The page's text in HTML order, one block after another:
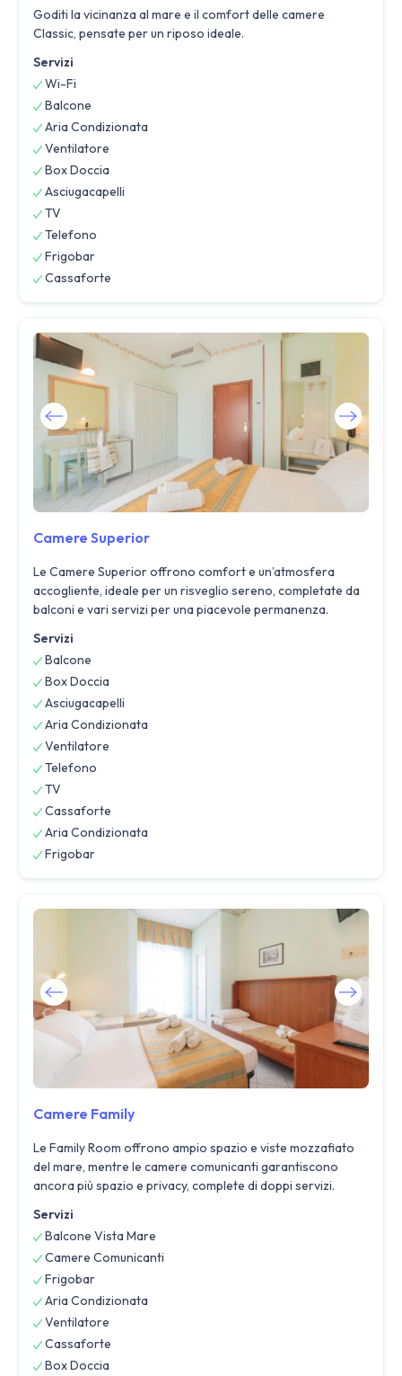
Goditi la vicinanza al mare e il comfort delle camere
Classic, pensate per un riposo ideale.
Servizi
Wi-Fi
Balcone
Aria Condizionata
Ventilatore
Box Doccia
Asciugacapelli
TV
Telefono
Frigobar
Cassaforte
Camere Superior
Le Camere Superior offrono comfort e un’atmosfera
accogliente, ideale per un risveglio sereno, completate da
balconi e vari servizi per una piacevole permanenza.
Servizi
Balcone
Box Doccia
Asciugacapelli
Aria Condizionata
Ventilatore
Telefono
TV
Cassaforte
Aria Condizionata
Frigobar
Camere Family
Le Family Room offrono ampio spazio e viste mozzafiato
del mare, mentre le camere comunicanti garantiscono
ancora più spazio e privacy, complete di doppi servizi.
Servizi
Balcone Vista Mare
Camere Comunicanti
Frigobar
Aria Condizionata
Ventilatore
Cassaforte
Box Doccia